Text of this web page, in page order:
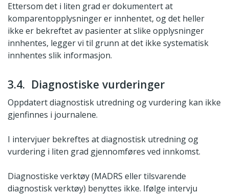
Ettersom det i liten grad er dokumentert at
komparentopplysninger er innhentet, og det heller
ikke er bekreftet av pasienter at slike opplysninger
innhentes, legger vi til grunn at det ikke systematisk
innhentes slik informasjon.
3.4. Diagnostiske vurderinger
Oppdatert diagnostisk utredning og vurdering kan ikke
gjenfinnes i journalene.
I intervjuer bekreftes at diagnostisk utredning og
vurdering i liten grad gjennomføres ved innkomst.
Diagnostiske verktøy (MADRS eller tilsvarende
diagnostisk verktøy) benyttes ikke. Ifølge intervju